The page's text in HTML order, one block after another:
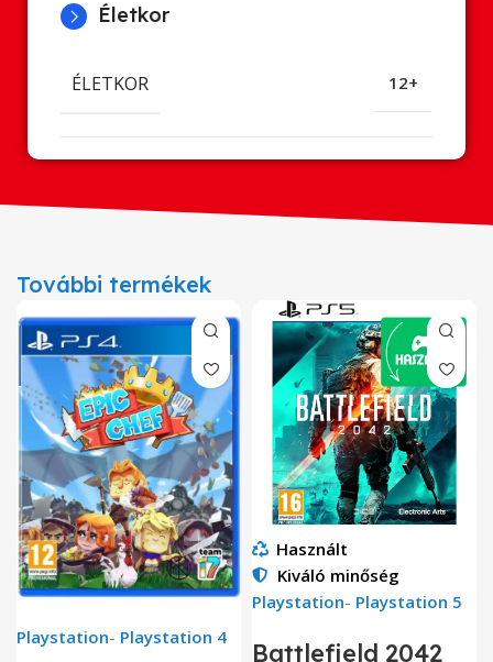
Életkor
ÉLETKOR 12+
További termékek
Playstation- Playstation 4
Használt
Kiváló minőség
Playstation- Playstation 5
Battlefield 2042